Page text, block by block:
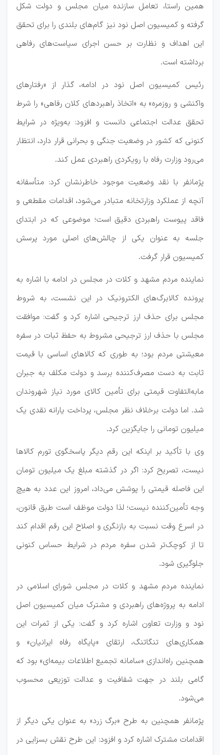
همین راستا، تعامل سازنده میان مجلس و دولت شکل
گرفته و کمیسیون اصل نود نیز گام‌های بلندی را برای تحقق
این اهداف و نظارت بر حسن اجرای سیاست‌های رفاهی
برداشته است.
رئیس کمیسیون اصل نود در ادامه، گذار از «رفتار‌های
واکنشی و روزمره» به «اتخاذ راهبرد‌های کلان رفاهی» را شرط
تحقق عدالت اجتماعی دانست و افزود: به‌ویژه در شرایط
کنونی که کشور در وضعیت جنگی و بحرانی قرار دارد، انتظار
می‌رود وزارت رفاه با رویکردی راهبردی عمل کند.
پژمانفر با نقد وضعیت موجود خاطرنشان کرد: متأسفانه
آنچه از عملکرد وزارتخانه متبادر می‌شود، اقدامات مقطعی و
فاقد پیوست راهبردی دقیق است؛ موضوعی که در ابتدای
جلسه به عنوان یکی از چالش‌های اصلی مورد پرسش
کمیسیون قرار گرفت.
نماینده مردم مشهد و کلات در مجلس در ادامه با اشاره به
پرونده کالابرگ‌های الکترونیک در این نشست، به شروط
مجلس برای حذف ارز ترجیحی اشاره کرد و گفت: موافقت
مجلس با حذف ارز ترجیحی مشروط به حفظ ثبات در سفره
معیشتی مردم بود؛ به طوری که کالا‌های اساسی با قیمت
ثابت به دست مصرف‌کننده برسد و دولت مکلف به جبران
مابه‌التفاوت قیمتی برای تأمین کالای مورد نیاز شهروندان
شد. اما دولت برخلاف نظر مجلس، پرداخت یارانه نقدی یک
میلیون تومانی را جایگزین کرد.
وی با تأکید بر اینکه این رقم دیگر پاسخگوی تورم کالا‌ها
نیست، تصریح کرد: اگر در گذشته مبلغ یک میلیون تومان
این فاصله قیمتی را پوشش می‌داد، امروز این عدد به هیچ
وجه تأمین‌کننده نیست؛ لذا دولت موظف است طبق قانون،
در اسرع وقت نسبت به بازنگری و اصلاح این رقم اقدام کند
تا از کوچک‌تر شدن سفره مردم در شرایط حساس کنونی
جلوگیری شود.
نماینده مردم مشهد و کلات در مجلس شورای اسلامی در
ادامه به پروژه‌های راهبردی و مشترک میان کمیسیون اصل
نود و وزارت تعاون اشاره کرد و گفت: یکی از ثمرات این
همکاری‌های تنگاتنگ، ارتقای «پایگاه رفاه ایرانیان» و
همچنین راه‌اندازی «سامانه تجمیع اطلاعات بیمه‌ای» بود که
گامی بلند در جهت شفافیت و عدالت توزیعی محسوب
می‌شود.
پژمانفر همچنین به طرح «برگ زرد» به عنوان یکی دیگر از
اقدامات مشترک اشاره کرد و افزود: این طرح نقش بسزایی در